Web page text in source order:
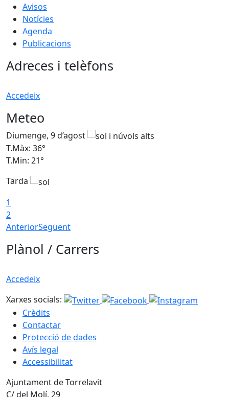
Avisos
Notícies
Agenda
Publicacions
Adreces i telèfons
Accedeix
Meteo
Diumenge, 9 d’agost
T.Màx: 36°
T.Min: 21°
Tarda
1
2
AnteriorSegüent
Plànol / Carrers
Accedeix
Xarxes socials:
Crèdits
Contactar
Protecció de dades
Avís legal
Accessibilitat
Ajuntament de Torrelavit
C/ del Molí, 29